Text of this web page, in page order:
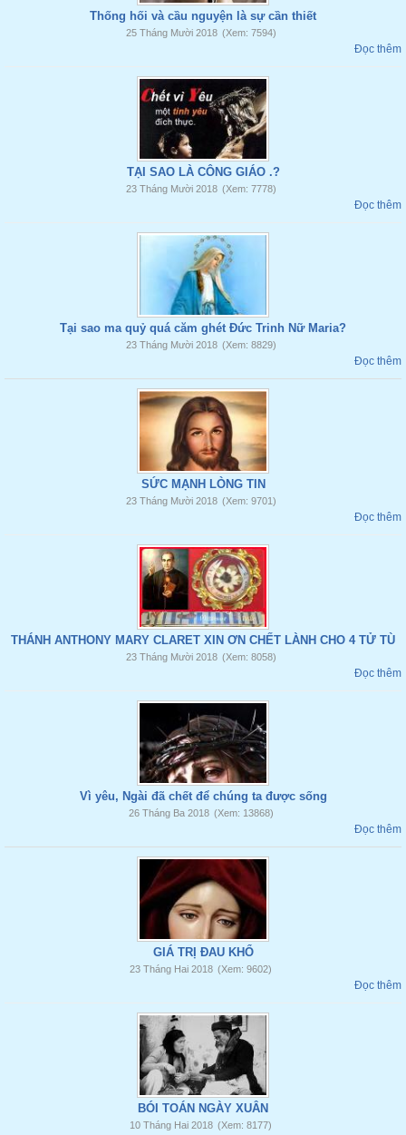
Thống hối và cầu nguyện là sự cần thiết
25 Tháng Mười 2018 (Xem: 7594)
Đọc thêm
TẠI SAO LÀ CÔNG GIÁO .?
23 Tháng Mười 2018 (Xem: 7778)
Đọc thêm
Tại sao ma quỷ quá căm ghét Đức Trinh Nữ Maria?
23 Tháng Mười 2018 (Xem: 8829)
Đọc thêm
SỨC MẠNH LÒNG TIN
23 Tháng Mười 2018 (Xem: 9701)
Đọc thêm
THÁNH ANTHONY MARY CLARET XIN ƠN CHẾT LÀNH CHO 4 TỬ TÙ
23 Tháng Mười 2018 (Xem: 8058)
Đọc thêm
Vì yêu, Ngài đã chết để chúng ta được sống
26 Tháng Ba 2018 (Xem: 13868)
Đọc thêm
GIÁ TRỊ ĐAU KHỔ
23 Tháng Hai 2018 (Xem: 9602)
Đọc thêm
BÓI TOÁN NGÀY XUÂN
10 Tháng Hai 2018 (Xem: 8177)